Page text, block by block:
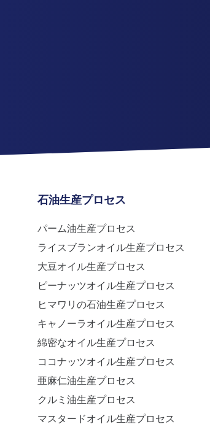
石油生産プロセス
パーム油生産プロセス
ライスブランオイル生産プロセス
大豆オイル生産プロセス
ピーナッツオイル生産プロセス
ヒマワリの石油生産プロセス
キャノーラオイル生産プロセス
綿密なオイル生産プロセス
ココナッツオイル生産プロセス
亜麻仁油生産プロセス
クルミ油生産プロセス
マスタードオイル生産プロセス